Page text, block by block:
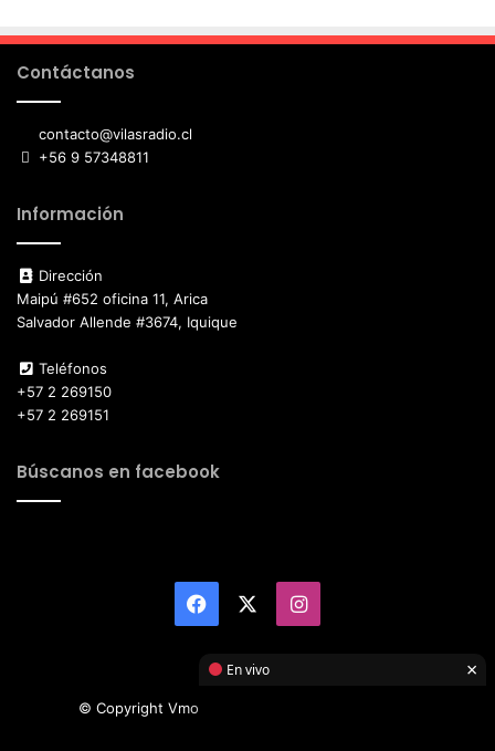
Contáctanos
contacto@vilasradio.cl
+56 9 57348811
Información
Dirección
Maipú #652 oficina 11, Arica
Salvador Allende #3674, Iquique
Teléfonos
+57 2 269150
+57 2 269151
Búscanos en facebook
Facebook Instagram
© Copyright Vmotor TI 2026, All Rights Reserved
En vivo ×